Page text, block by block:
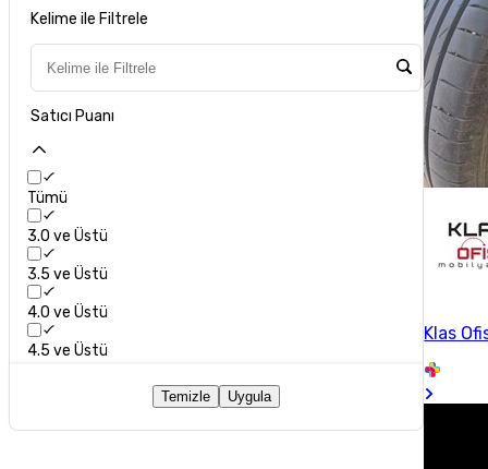
Kelime ile Filtrele
Satıcı Puanı
Tümü
3.0 ve Üstü
3.5 ve Üstü
4.0 ve Üstü
4.5 ve Üstü
Temizle Uygula
Klas